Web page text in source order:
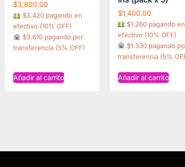
$3,800.00
$3.420 pagando en
efectivo (10% OFF)
$3.610 pagando por
transferencia (5% OFF)
Añadir al carrito
$1,400.00
$1.260 pagando en
efectivo (10% OFF)
$1.330 pagando
transferencia (5%
Añadir al carrito